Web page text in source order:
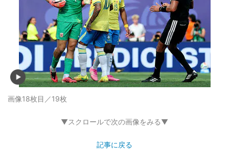
画像18枚目／19枚
▼スクロールで次の画像をみる▼
記事に戻る